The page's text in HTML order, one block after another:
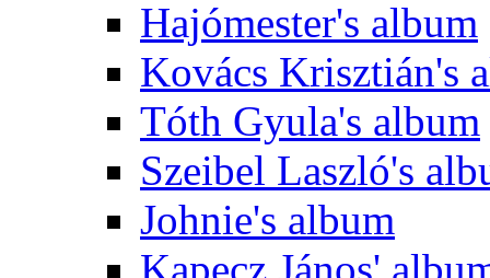
Hajómester's album
Kovács Krisztián's
Tóth Gyula's album
Szeibel Laszló's
Johnie's album
Kapecz János'